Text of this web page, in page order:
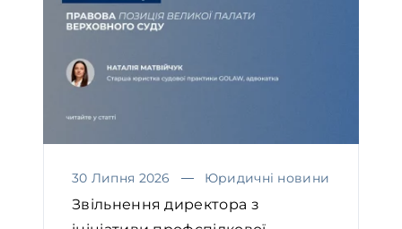
30 Липня 2026 Юридичні новини
Звільнення директора з